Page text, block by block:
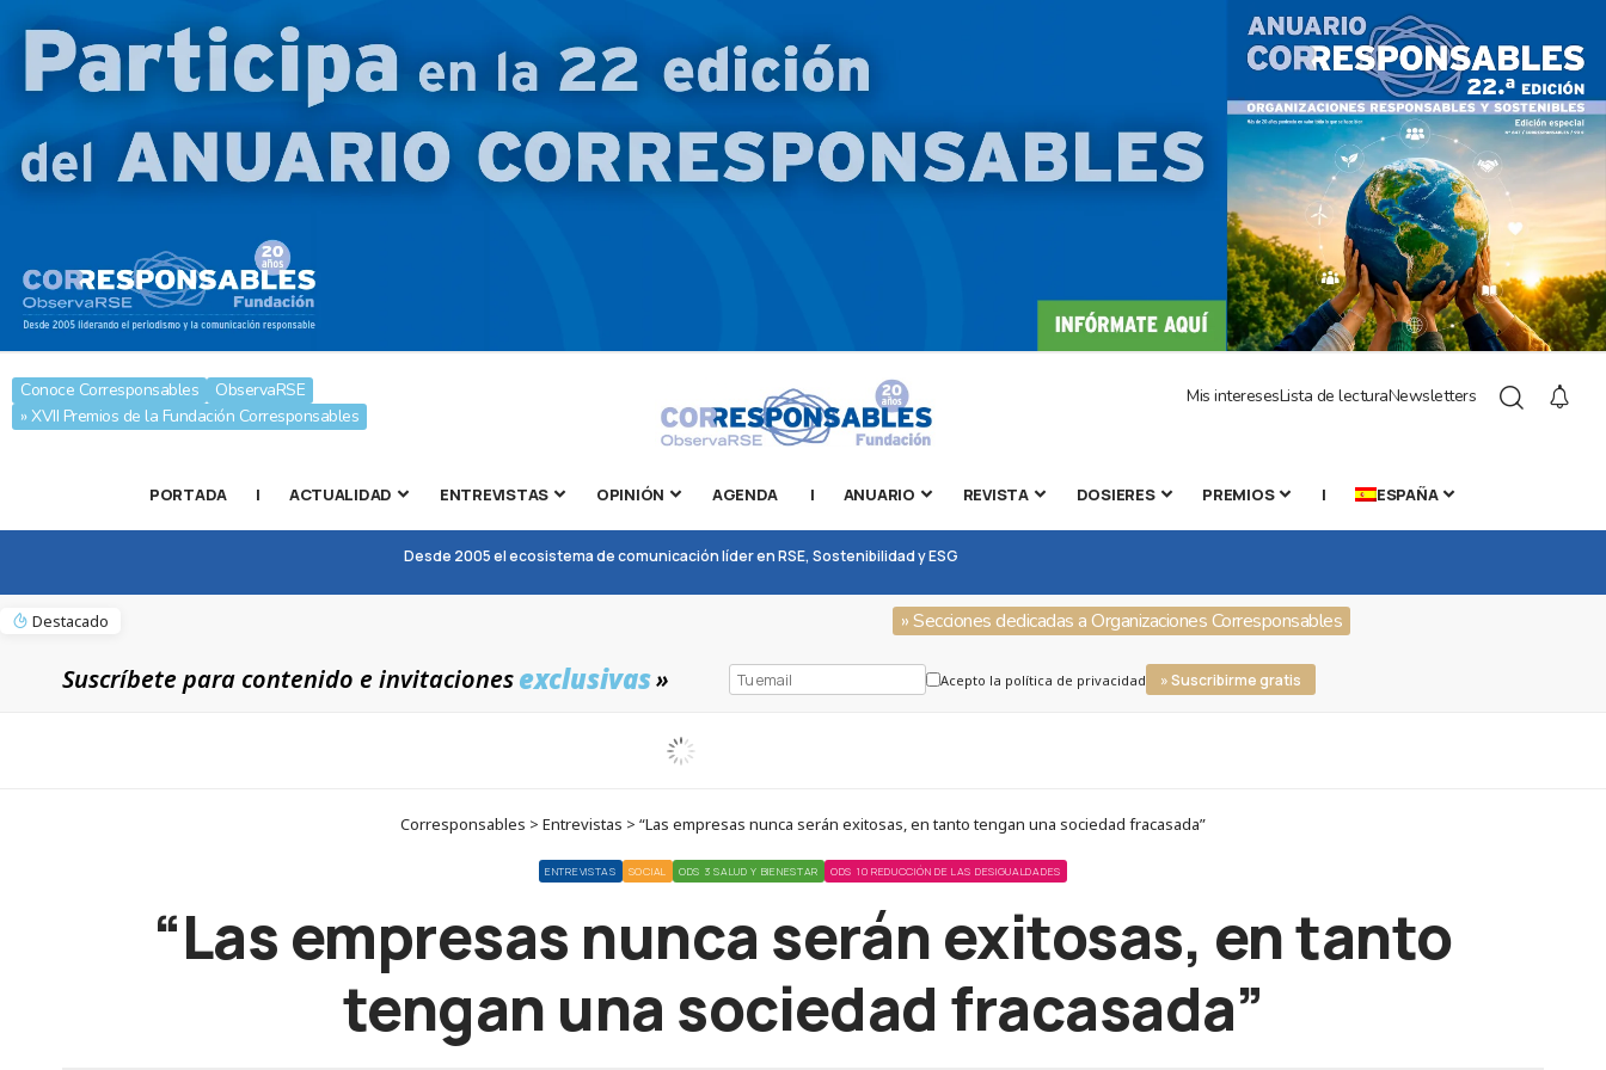
Conoce Corresponsables
ObservaRSE
» XVII Premios de la Fundación Corresponsables
Mis interesesLista de lecturaNewsletters
PORTADA | ACTUALIDAD ENTREVISTAS OPINIÓN AGENDA | ANUARIO REVISTA DOSIERES PREMIOS | ESPAÑA
Desde 2005 el ecosistema de comunicación líder en RSE, Sostenibilidad y ESG
Destacado » Secciones dedicadas a Organizaciones Corresponsables
Suscríbete para contenido e invitacionesexclusivas» Acepto la política de privacidad » Suscribirme gratis
Corresponsables > Entrevistas > “Las empresas nunca serán exitosas, en tanto tengan una sociedad fracasada”
ENTREVISTAS SOCIAL ODS 3 SALUD Y BIENESTAR ODS 10 REDUCCIÓN DE LAS DESIGUALDADES
“Las empresas nunca serán exitosas, en tanto
tengan una sociedad fracasada”